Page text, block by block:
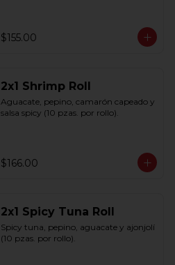
$155.00
2x1 Shrimp Roll
Aguacate, pepino, camarón capeado y
salsa spicy (10 pzas. por rollo).
$166.00
2x1 Spicy Tuna Roll
Spicy tuna, pepino, aguacate y ajonjolí
(10 pzas. por rollo).